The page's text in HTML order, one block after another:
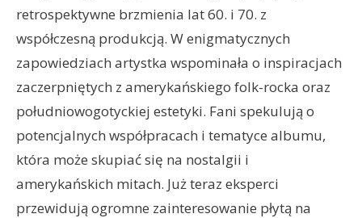
retrospektywne brzmienia lat 60. i 70. z
współczesną produkcją. W enigmatycznych
zapowiedziach artystka wspominała o inspiracjach
zaczerpniętych z amerykańskiego folk-rocka oraz
południowogotyckiej estetyki. Fani spekulują o
potencjalnych współpracach i tematyce albumu,
która może skupiać się na nostalgii i
amerykańskich mitach. Już teraz eksperci
przewidują ogromne zainteresowanie płytą na